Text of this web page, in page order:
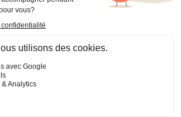
+33 (0)2 40 36 20 61
shop.com
FacebookYouTube Instagram
VOTRE COMPTE